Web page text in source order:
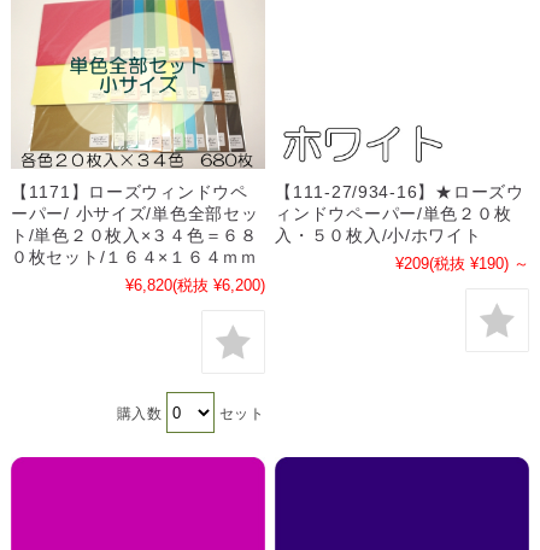
【1171】ローズウィンドウペ
ーパー/ 小サイズ/単色全部セッ
ト/単色２０枚入×３４色＝６８
０枚セット/１６４×１６４ｍｍ
¥6,820(税抜 ¥6,200)
購入数 セット
【111-27/934-16】★ローズウ
ィンドウペーパー/単色２０枚
入・５０枚入/小/ホワイト
¥209(税抜 ¥190) ～